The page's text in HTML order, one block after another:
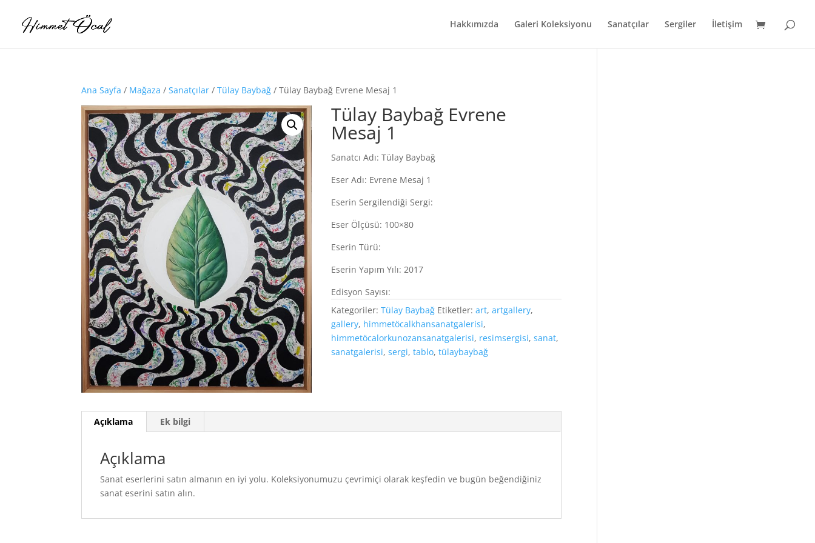
Hakkımızda Galeri Koleksiyonu Sanatçılar Sergiler İletişim
Ana Sayfa / Mağaza /Sanatçılar /Tülay Baybağ / Tülay Baybağ Evrene Mesaj 1
Tülay Baybağ Evrene
Mesaj 1
Sanatcı Adı: Tülay Baybağ
Eser Adı: Evrene Mesaj 1
Eserin Sergilendiği Sergi:
Eser Ölçüsü: 100×80
Eserin Türü:
Eserin Yapım Yılı: 2017
Edisyon Sayısı:
Kategoriler:Tülay Baybağ Etiketler:art,artgallery,
gallery, himmetöcalkhansanatgalerisi,
himmetöcalorkunozansanatgalerisi, resimsergisi,sanat,
sanatgalerisi,sergi,tablo,tülaybaybağ
Açıklama Ek bilgi
Açıklama
Sanat eserlerini satın almanın en iyi yolu. Koleksiyonumuzu çevrimiçi olarak keşfedin ve bugün beğendiğiniz
sanat eserini satın alın.